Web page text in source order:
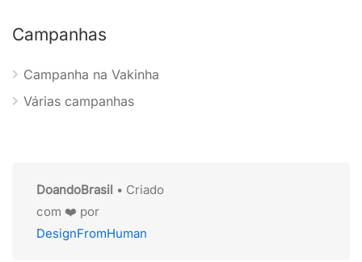
Campanhas
Campanha na Vakinha
Várias campanhas
DoandoBrasil • Criado
com ❤️ por
DesignFromHuman